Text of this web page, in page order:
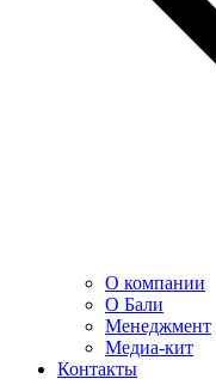
О компании
О Бали
Менеджмент
Медиа-кит
Контакты